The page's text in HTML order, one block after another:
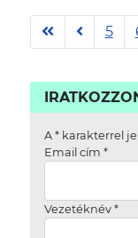
5
A *karakterrel
Email cím *
Vezetéknév *